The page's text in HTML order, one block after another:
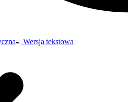
Wersja tekstowa